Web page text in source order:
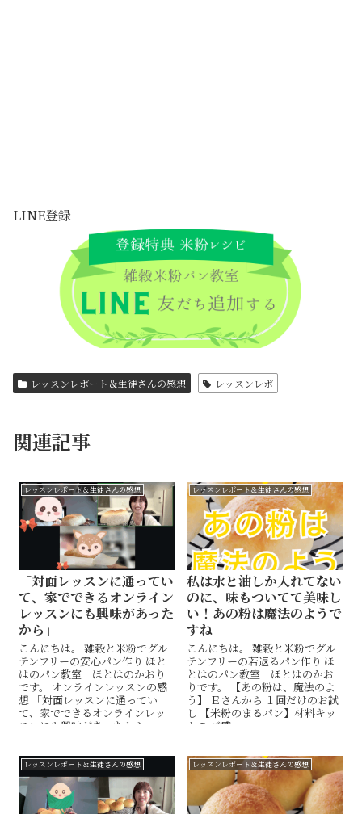
LINE登録
レッスンレポート＆生徒さんの感想 レッスンレポ
関連記事
レッスンレポート＆生徒さんの感想
「対面レッスンに通ってい
て、家でできるオンライン
レッスンにも興味があった
から」
こんにちは。 雑穀と米粉でグル
テンフリーの安心パン作り ほと
はのパン教室 ほとはのかおり
です。 オンラインレッスンの感
想 「対面レッスンに通ってい
て、家でできるオンラインレッ
スンにも興味があったから」 ...
レッスンレポート＆生徒さんの感想
私は水と油しか入れてない
のに、味もついてて美味し
い！あの粉は魔法のようで
すね
こんにちは。 雑穀と米粉でグル
テンフリーの若返るパン作り ほ
とはのパン教室 ほとはのかお
りです。 【あの粉は、魔法のよ
う】 Ｅさんから １回だけのお試
し 【米粉のまるパン】材料キッ
トの ご感...
レッスンレポート＆生徒さんの感想 レッスンレポート＆生徒さんの感想